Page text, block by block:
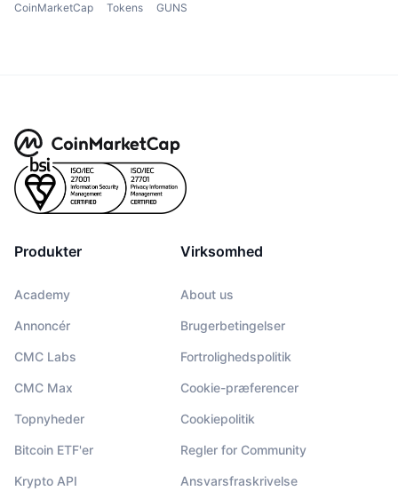
CoinMarketCap Tokens GUNS
Produkter
Academy
Annoncér
CMC Labs
CMC Max
Topnyheder
Bitcoin ETF'er
Krypto API
Virksomhed
About us
Brugerbetingelser
Fortrolighedspolitik
Cookie-præferencer
Cookiepolitik
Regler for Community
Ansvarsfraskrivelse